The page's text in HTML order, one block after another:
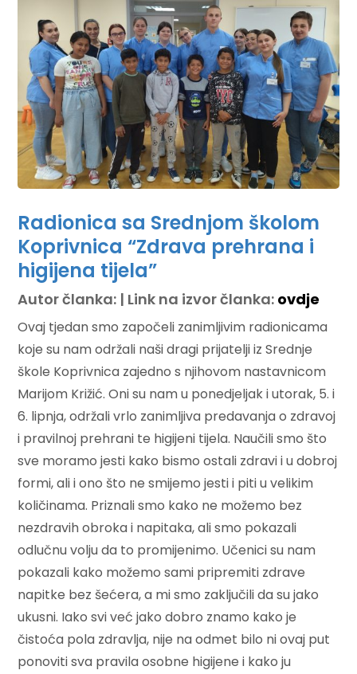
Radionica sa Srednjom školom
Koprivnica “Zdrava prehrana i
higijena tijela”
Autor članka: | Link na izvor članka: ovdje
Ovaj tjedan smo započeli zanimljivim radionicama
koje su nam održali naši dragi prijatelji iz Srednje
škole Koprivnica zajedno s njihovom nastavnicom
Marijom Križić. Oni su nam u ponedjeljak i utorak, 5. i
6. lipnja, održali vrlo zanimljiva predavanja o zdravoj
i pravilnoj prehrani te higijeni tijela. Naučili smo što
sve moramo jesti kako bismo ostali zdravi i u dobroj
formi, ali i ono što ne smijemo jesti i piti u velikim
količinama. Priznali smo kako ne možemo bez
nezdravih obroka i napitaka, ali smo pokazali
odlučnu volju da to promijenimo. Učenici su nam
pokazali kako možemo sami pripremiti zdrave
napitke bez šećera, a mi smo zaključili da su jako
ukusni. Iako svi već jako dobro znamo kako je
čistoća pola zdravlja, nije na odmet bilo ni ovaj put
ponoviti sva pravila osobne higijene i kako ju